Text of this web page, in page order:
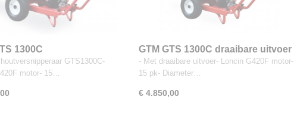
1300C
GTS1300C-
motor- 15…
GTM GTS 1300C draaibare uitvoer
- Met draaibare uitvoer- Loncin G420F motor-
15 pk- Diameter…
€ 4.850,00